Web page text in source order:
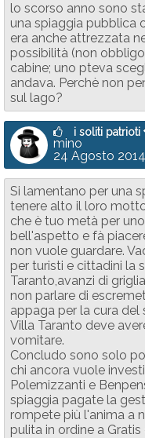
lo scorso anno sono
una spiaggia pubblica
era anche attrezzata
possibilità (non
cabine; uno pteva
andava. Perchè non
sul lago?
i soliti patrioti
mino
24 Agosto
Si lamentano per una
tenere alto il loro
che è tuo metà per
bell'aspetto e fà
non vuole guardare.
per turisti e cittadini la
Taranto,avanzi di
non parlare di
appaga per la cura del
Villa Taranto deve
vomitare.
Concludo sono solo
chi ancora vuole
Polemizzanti e
spiaggia pagate la
rompete più l'anima a
pulita in ordine a